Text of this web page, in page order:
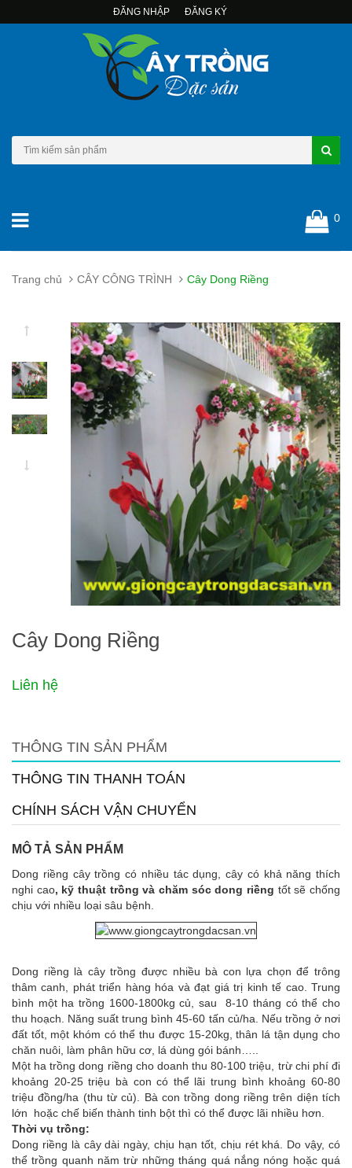
ĐĂNG NHẬP ĐĂNG KÝ
0
Trang chủ CÂY CÔNG TRÌNH Cây Dong Riềng
Cây Dong Riềng
Liên hệ
THÔNG TIN SẢN PHẨM
THÔNG TIN THANH TOÁN
CHÍNH SÁCH VẬN CHUYỂN
MÔ TẢ SẢN PHẨM
Dong riềng cây trồng có nhiều tác dụng, cây có khả năng thích
nghi cao, kỹ thuật trồng và chăm sóc dong riềng tốt sẽ chống
chịu với nhiều loại sâu bệnh.
Dong riềng là cây trồng được nhiều bà con lựa chọn để trông
thâm canh, phát triển hàng hóa và đạt giá trị kinh tế cao. Trung
bình một ha trồng 1600-1800kg củ, sau 8-10 tháng có thể cho
thu hoạch. Năng suất trung bình 45-60 tấn củ/ha. Nếu trồng ở nơi
đất tốt, một khóm có thể thu được 15-20kg, thân lá tận dụng cho
chăn nuôi, làm phân hữu cơ, lá dùng gói bánh…..
Một ha trồng dong riềng cho doanh thu 80-100 triệu, trừ chi phí đi
khoảng 20-25 triệu bà con có thể lãi trung bình khoảng 60-80
triệu đồng/ha (thu từ củ). Bà con trồng dong riềng trên diện tích
lớn hoặc chế biến thành tinh bột thì có thể được lãi nhiều hơn.
Thời vụ trồng:
Dong riềng là cây dài ngày, chịu hạn tốt, chịu rét khá. Do vậy, có
thể trồng quanh năm trừ những tháng quá nắng nóng hoặc quá